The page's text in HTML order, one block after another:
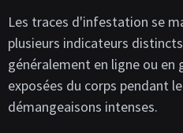
Les traces d'infestation se
plusieurs indicateurs
généralement en ligne ou en
exposées du corps pendant
démangeaisons intenses.